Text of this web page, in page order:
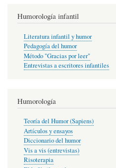
Humorología infantil
Literatura infantil y humor
Pedagogía del humor
Método "Gracias por leer"
Entrevistas a escritores infantiles
Humorología
Teoría del Humor (Sapiens)
Artículos y ensayos
Diccionario del humor
Vis a vis (entrevistas)
Risoterapia